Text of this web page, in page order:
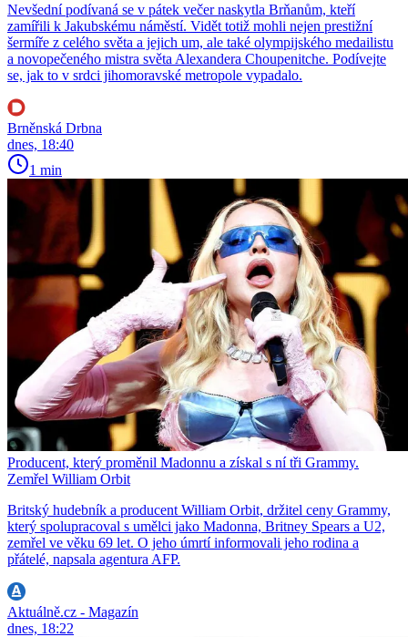
Nevšední podívaná se v pátek večer naskytla Brňanům, kteří
zamířili k Jakubskému náměstí. Vidět totiž mohli nejen prestižní
šermíře z celého světa a jejich um, ale také olympijského medailistu
a novopečeného mistra světa Alexandera Choupenitche. Podívejte
se, jak to v srdci jihomoravské metropole vypadalo.
Brněnská Drbna
dnes, 18:40
1 min
Producent, který proměnil Madonnu a získal s ní tři Grammy.
Zemřel William Orbit
Britský hudebník a producent William Orbit, držitel ceny Grammy,
který spolupracoval s umělci jako Madonna, Britney Spears a U2,
zemřel ve věku 69 let. O jeho úmrtí informovali jeho rodina a
přátelé, napsala agentura AFP.
Aktuálně.cz - Magazín
dnes, 18:22